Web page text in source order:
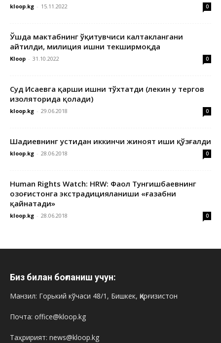
kloop.kg - 15.11.2022 0
Ўшда мактабнинг ўқитувчиси калтаклангани
айтилди, милиция ишни текширмоқда
Kloop - 31.10.2022 0
Суд Исаевга қарши ишни тўхтатди (лекин у тергов
изоляторида қолади)
kloop.kg - 29.06.2018 0
Шадиевнинг устидан иккинчи жиноят иши қўзғалди
kloop.kg - 28.06.2018 0
Human Rights Watch: HRW: Фаол Тунгишбаевнинг
Қозоғистонга экстрадицияланиши «ғазабни
қайнатади»
kloop.kg - 28.06.2018 0
Биз билан боғланиш учун:
Манзил: Горький кўчаси 48/1, Бишкек, Қирғизистон
Почта: office@kloop.kg
Таҳририят: news@kloop.kg